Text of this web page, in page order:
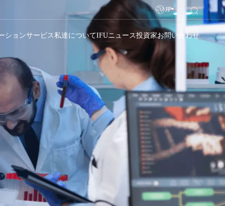
JP
ションサービス私達についてIFUニュース投資家お問い合わせ